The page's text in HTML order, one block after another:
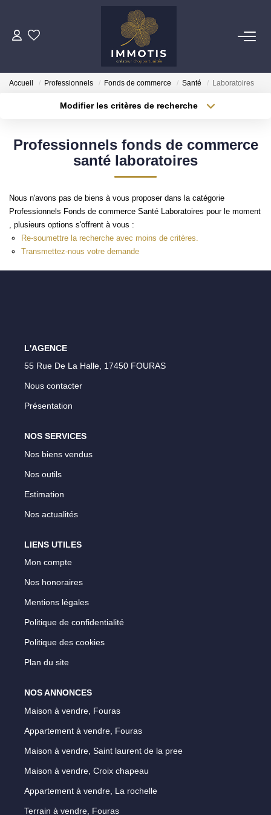
ESTIMER
Estimer Mon Bien
Nos Services
ACHETER
Nos Biens
Nos Services
INVESTIR
LOUER
Guide Du Propriétaire Bailleur
LA GESTION LOCATIVE
Accueil Professionnels Fonds de commerce Santé Laboratoires
Modifier les critères de recherche
Type de bien
Plus de critères
Professionnels fonds de commerce
santé laboratoires
Nous n'avons pas de biens à vous proposer dans la catégorie
Professionnels Fonds de commerce Santé Laboratoires pour le moment
, plusieurs options s'offrent à vous :
Re-soumettre la recherche avec moins de critères.
Transmettez-nous votre demande
L'AGENCE
55 Rue De La Halle, 17450 FOURAS
Nous contacter
Présentation
NOS SERVICES
Nos biens vendus
Nos outils
Estimation
Nos actualités
LIENS UTILES
Mon compte
Nos honoraires
Mentions légales
Politique de confidentialité
Politique des cookies
Plan du site
NOS ANNONCES
Maison à vendre, Fouras
Appartement à vendre, Fouras
Maison à vendre, Saint laurent de la pree
Maison à vendre, Croix chapeau
Appartement à vendre, La rochelle
Terrain à vendre, Fouras